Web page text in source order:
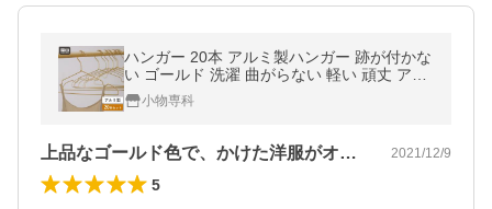
ハンガー 20本 アルミ製ハンガー 跡が付かな
い ゴールド 洗濯 曲がらない 軽い 頑丈 アル
ミ 洗濯 衣類 収納 洋服掛け 衣類掛け クロー
ゼット 霜山 送料無料 爆買
小物専科
上品なゴールド色で、かけた洋服がオシャ… 2021/12/9
5